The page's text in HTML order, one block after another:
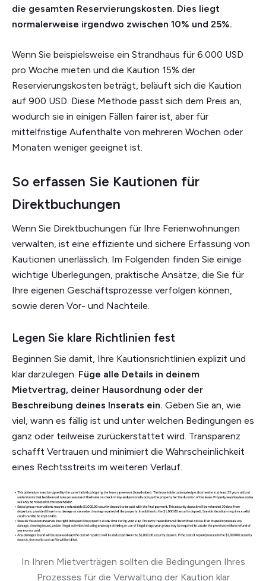
die gesamten Reservierungskosten. Dies liegt
normalerweise irgendwo zwischen 10% und 25%.
Wenn Sie beispielsweise ein Strandhaus für 6.000 USD
pro Woche mieten und die Kaution 15% der
Reservierungskosten beträgt, beläuft sich die Kaution
auf 900 USD. Diese Methode passt sich dem Preis an,
wodurch sie in einigen Fällen fairer ist, aber für
mittelfristige Aufenthalte von mehreren Wochen oder
Monaten weniger geeignet ist.
So erfassen Sie Kautionen für
Direktbuchungen
Wenn Sie Direktbuchungen für Ihre Ferienwohnungen
verwalten, ist eine effiziente und sichere Erfassung von
Kautionen unerlässlich. Im Folgenden finden Sie einige
wichtige Überlegungen, praktische Ansätze, die Sie für
Ihre eigenen Geschäftsprozesse verfolgen können,
sowie deren Vor- und Nachteile.
Legen Sie klare Richtlinien fest
Beginnen Sie damit, Ihre Kautionsrichtlinien explizit und
klar darzulegen. Füge alle Details in deinem
Mietvertrag, deiner Hausordnung oder der
Beschreibung deines Inserats ein. Geben Sie an, wie
viel, wann es fällig ist und unter welchen Bedingungen es
ganz oder teilweise zurückerstattet wird. Transparenz
schafft Vertrauen und minimiert die Wahrscheinlichkeit
eines Rechtsstreits im weiteren Verlauf.
In Ihren Mietverträgen sollten die Bedingungen Ihres
Prozesses für die Verwaltung der Kaution klar